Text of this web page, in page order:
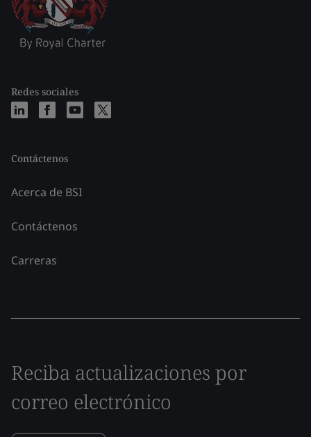
Redes sociales
Contáctenos
Acerca de BSI
Contáctenos
Carreras
Reciba actualizaciones por
correo electrónico